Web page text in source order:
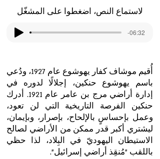
لاستماع النص، اضغطوا على المشغّل
-06:32
أُقيم موشاف كفار يهوشوع عام 1927، ودُعي
باسم يهوشوع حنكين، إجلالًا لدوره في
إدارة أراضي مرج بن عامر عام 1921. أدرك
حنكين الفرصة التاريخية التي لن تعود،
وعمل بإحساسٍ بالإلحاح، بإصرار، وبإيمان،
ليشتري أكبر قدر ممكن من الأراضي لصالح
الاستيطان اليهوديّ في البِلاد، لذا حظي
باللقب "مُنقِذ أراضي إسرائيل".